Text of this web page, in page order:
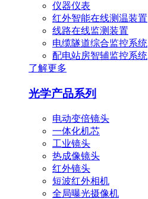
仪器仪表
红外智能在线测温装置
线路在线监测装置
电缆隧道综合监控系统
配电站房智辅监控系统
了解更多
光学产品系列
电动变倍镜头
一体化机芯
工业镜头
热成像镜头
红外镜头
短波红外相机
全局曝光摄像机